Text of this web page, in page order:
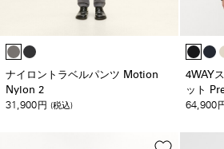
ナイロントラベルパンツ Motion
Nylon 2
31,900 円 (税込)
4WAY
ット
64,900